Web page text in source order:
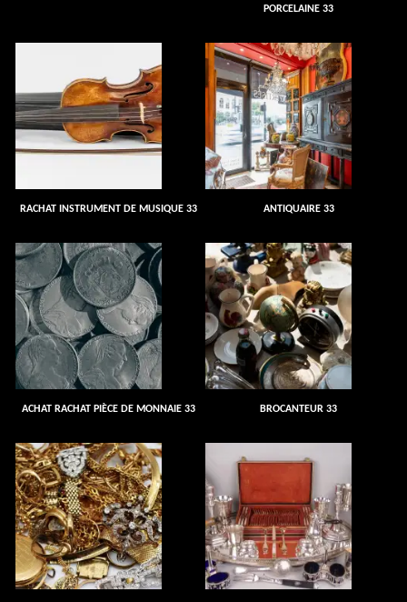
PORCELAINE 33
RACHAT INSTRUMENT DE MUSIQUE 33 ANTIQUAIRE 33
ACHAT RACHAT PIÈCE DE MONNAIE 33 BROCANTEUR 33